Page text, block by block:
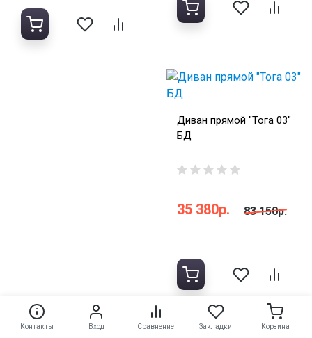
Контакты Вход Сравнение Закладки Корзина
Диван прямой "Тога 03"
БД
35 380р. 83 150р.